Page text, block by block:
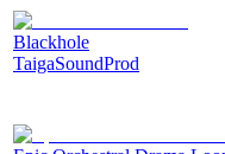
Blackhole
TaigaSoundProd